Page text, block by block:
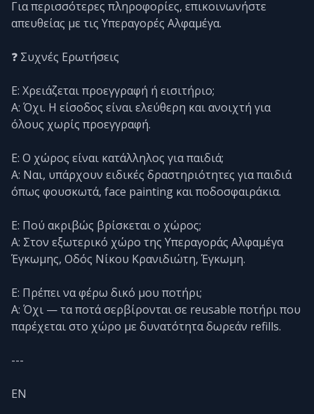
Για περισσότερες πληροφορίες, επικοινωνήστε
απευθείας με τις Υπεραγορές Αλφαμέγα.
❓ Συχνές Ερωτήσεις
Ε: Χρειάζεται προεγγραφή ή εισιτήριο;
Α: Όχι. Η είσοδος είναι ελεύθερη και ανοιχτή για
όλους χωρίς προεγγραφή.
Ε: Ο χώρος είναι κατάλληλος για παιδιά;
Α: Ναι, υπάρχουν ειδικές δραστηριότητες για παιδιά
όπως φουσκωτά, face painting και ποδοσφαιράκια.
Ε: Πού ακριβώς βρίσκεται ο χώρος;
Α: Στον εξωτερικό χώρο της Υπεραγοράς Αλφαμέγα
Έγκωμης, Οδός Νίκου Κρανιδιώτη, Έγκωμη.
Ε: Πρέπει να φέρω δικό μου ποτήρι;
Α: Όχι — τα ποτά σερβίρονται σε reusable ποτήρι που
παρέχεται στο χώρο με δυνατότητα δωρεάν refills.
---
EN